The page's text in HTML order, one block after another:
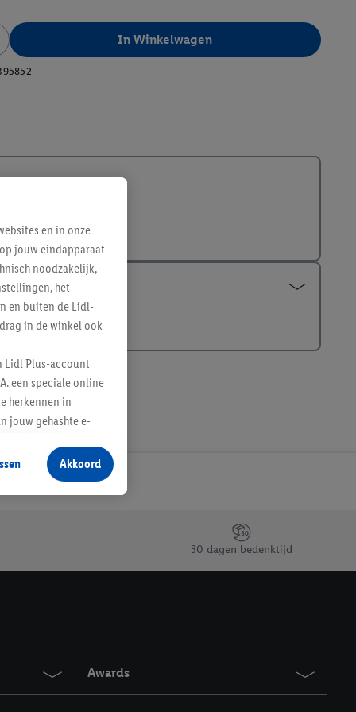
In Winkelwagen
30 dagen bedenktijd
Awards
en in onze
jouw eindapparaat
noodzakelijk,
het
en buiten de Lidl-
in de winkel ook
Lidl Plus-account
een speciale online
herkennen in
jouw gehashte e-
producten waarin je
te plaatsen
jouw gehashte e-
kunnen worden
vergelijkbare
Meer informatie,
Akkoord